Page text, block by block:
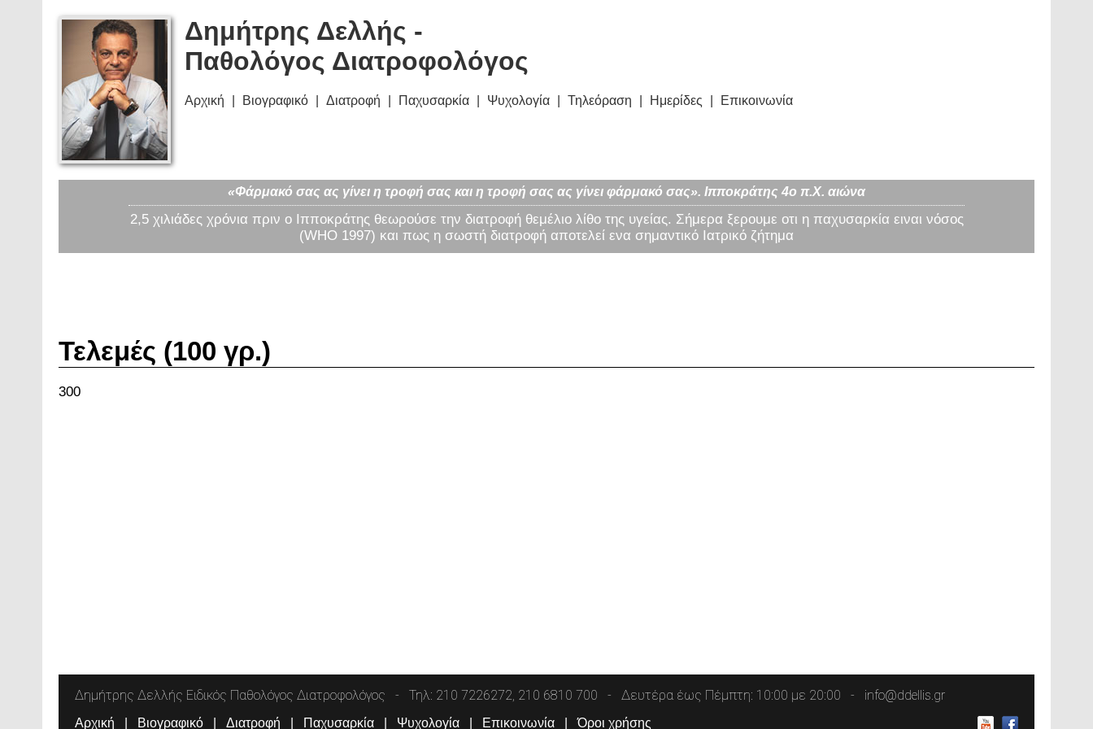
Δημήτρης Δελλής -
Παθολόγος Διατροφολόγος
Αρχική Βιογραφικό Διατροφή Παχυσαρκία Ψυχολογία Τηλεόραση Ημερίδες Επικοινωνία
«Φάρμακό σας ας γίνει η τροφή σας και η τροφή σας ας γίνει φάρμακό σας». Ιπποκράτης 4ο π.Χ. αιώνα
2,5 χιλιάδες χρόνια πριν ο Ιπποκράτης θεωρούσε την διατροφή θεμέλιο λίθο της υγείας. Σήμερα ξερουμε οτι η παχυσαρκία ειναι νόσος
(WHO 1997) και πως η σωστή διατροφή αποτελεί ενα σημαντικό Ιατρικό ζήτημα
Τελεμές (100 γρ.)
300
Δημήτρης Δελλής Ειδικός Παθολόγος Διατροφολόγος Τηλ: 210 7226272, 210 6810 700 Δευτέρα έως Πέμπτη: 10:00 με 20:00 info@ddellis.gr
Αρχική Βιογραφικό Διατροφή Παχυσαρκία Ψυχολογία Επικοινωνία Όροι χρήσης